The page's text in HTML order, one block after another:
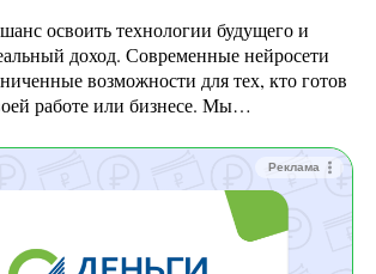
доход. Современные нейросети
возможности для тех, кто готов
работе или бизнесе. Мы…
Реклама